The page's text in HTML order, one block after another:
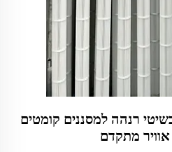
רנהה למסננים קומטים
מתקדם